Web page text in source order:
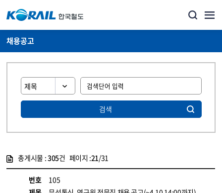
채용공고
검색
총게시물 :305건 페이지 :21/31
번호
105